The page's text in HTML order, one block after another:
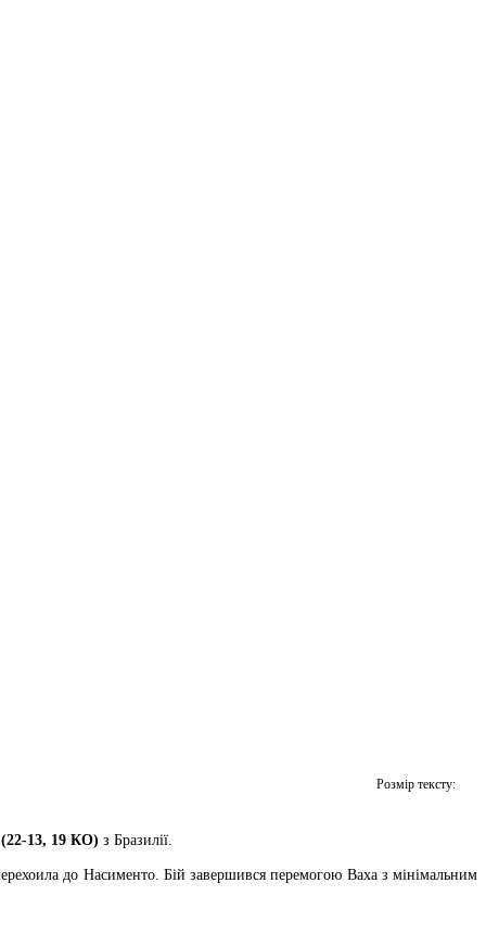
Розмір тексту:
13, 19 КО) з Бразилії.
до Насименто. Бій завершився перемогою Ваха з мінімальним